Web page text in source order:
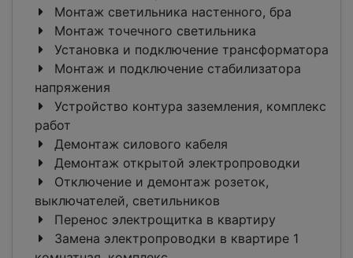
Монтаж светильника настенного, бра
Монтаж точечного светильника
Установка и подключение трансформатора
Монтаж и подключение стабилизатора
напряжения
Устройство контура заземления, комплекс
работ
Демонтаж силового кабеля
Демонтаж открытой электропроводки
Отключение и демонтаж розеток,
выключателей, светильников
Перенос электрощитка в квартиру
Замена электропроводки в квартире 1